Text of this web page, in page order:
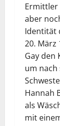
Ermittler
aber
Identität
20. März
Gay den
um
Hannah
als
mit